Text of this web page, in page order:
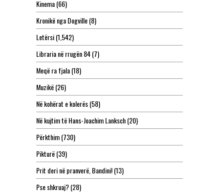
Kinema(66)
Kronikë nga Dogville(8)
Letërsi(1,542)
Libraria në rrugën 84(7)
Meqë ra fjala(18)
Muzikë(26)
Në kohërat e kolerës(58)
Në kujtim të Hans-Joachim Lanksch(20)
Përkthim(730)
Pikturë(39)
Prit deri në pranverë, Bandini!(13)
Pse shkruaj?(28)